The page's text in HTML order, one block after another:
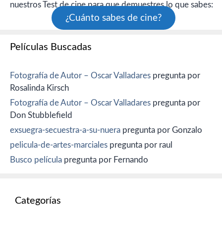
nuestros Test de cine para que demuestres lo que sabes:
¿Cuánto sabes de cine?
Películas Buscadas
Fotografía de Autor – Oscar Valladares pregunta por
Rosalinda Kirsch
Fotografía de Autor – Oscar Valladares pregunta por
Don Stubblefield
exsuegra-secuestra-a-su-nuera pregunta por Gonzalo
pelicula-de-artes-marciales pregunta por raul
Busco película pregunta por Fernando
Categorías